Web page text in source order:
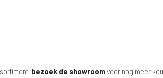
bezoek de showroomvoor nog meer